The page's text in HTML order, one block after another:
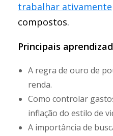
trabalhar ativamente
compostos.
Principais
A regra de ouro de
renda.
Como controlar
inflação do estilo de
A importância de